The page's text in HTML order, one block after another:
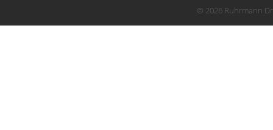
© 2026 Ruhrmann